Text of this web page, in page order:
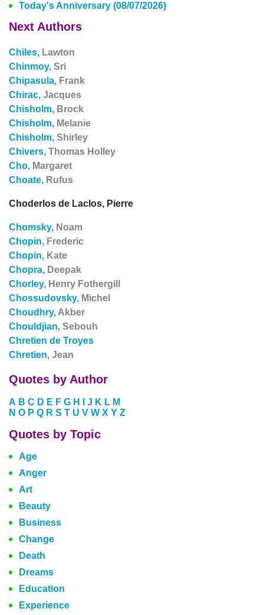
Today's Anniversary (08/07/2026)
Next Authors
Chiles, Lawton
Chinmoy, Sri
Chipasula, Frank
Chirac, Jacques
Chisholm, Brock
Chisholm, Melanie
Chisholm, Shirley
Chivers, Thomas Holley
Cho, Margaret
Choate, Rufus
Choderlos de Laclos, Pierre
Chomsky, Noam
Chopin, Frederic
Chopin, Kate
Chopra, Deepak
Chorley, Henry Fothergill
Chossudovsky, Michel
Choudhry, Akber
Chouldjian, Sebouh
Chretien de Troyes
Chretien, Jean
Quotes by Author
A B C D E F G H J K L M
N O P Q R S T U V W X Y Z
Quotes by Topic
Age
Anger
Art
Beauty
Business
Change
Death
Dreams
Education
Experience